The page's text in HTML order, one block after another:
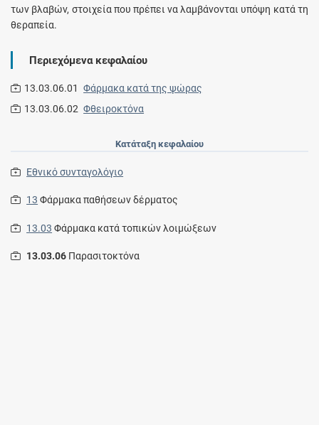
των βλαβών, στοιχεία που πρέπει να λαμβάνονται υπόψη κατά τη
θεραπεία.
Περιεχόμενα κεφαλαίου
13.03.06.01Φάρμακα κατά της ψώρας
13.03.06.02Φθειροκτόνα
Κατάταξη κεφαλαίου
Εθνικό συνταγολόγιο
13 Φάρμακα παθήσεων δέρματος
13.03 Φάρμακα κατά τοπικών λοιμώξεων
13.03.06 Παρασιτοκτόνα